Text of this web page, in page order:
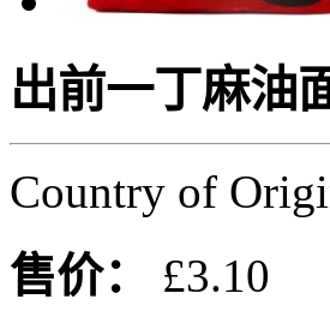
出前一丁麻油
Country of
售价：
£3.10